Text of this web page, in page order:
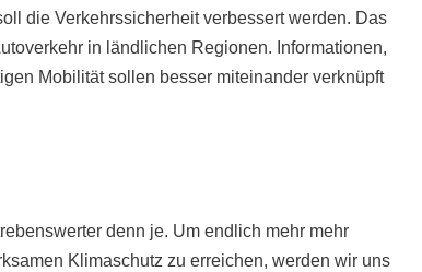
die Verkehrssicherheit verbessert werden. Das
in ländlichen Regionen. Informationen,
Mobilität sollen besser miteinander verknüpft
denn je. Um endlich mehr mehr
Klimaschutz zu erreichen, werden wir uns